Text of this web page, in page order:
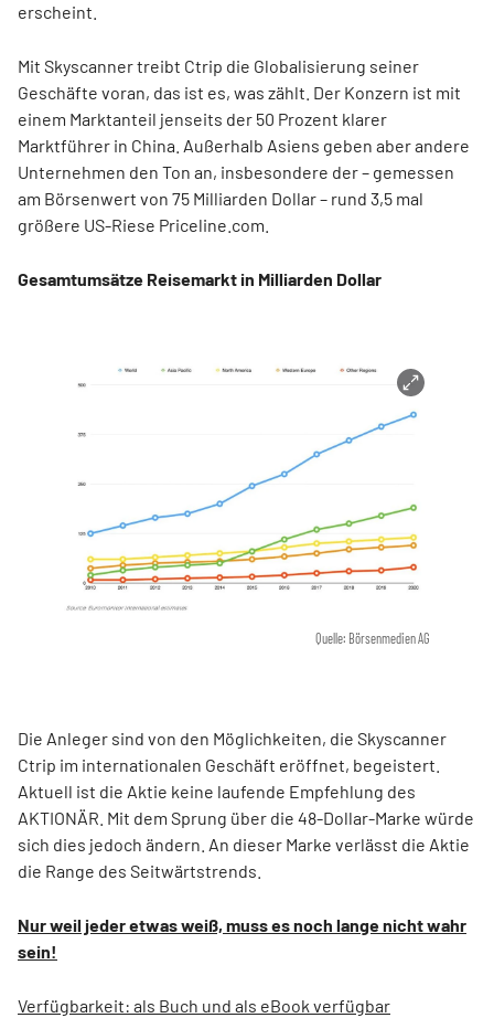
erscheint.
Mit Skyscanner treibt Ctrip die Globalisierung seiner
Geschäfte voran, das ist es, was zählt. Der Konzern ist mit
einem Marktanteil jenseits der 50 Prozent klarer
Marktführer in China. Außerhalb Asiens geben aber andere
Unternehmen den Ton an, insbesondere der – gemessen
am Börsenwert von 75 Milliarden Dollar – rund 3,5 mal
größere US-Riese Priceline.com.
Gesamtumsätze Reisemarkt in Milliarden Dollar
Quelle: Börsenmedien AG
Die Anleger sind von den Möglichkeiten, die Skyscanner
Ctrip im internationalen Geschäft eröffnet, begeistert.
Aktuell ist die Aktie keine laufende Empfehlung des
AKTIONÄR. Mit dem Sprung über die 48-Dollar-Marke würde
sich dies jedoch ändern. An dieser Marke verlässt die Aktie
die Range des Seitwärtstrends.
Nur weil jeder etwas weiß, muss es noch lange nicht wahr
sein!
Verfügbarkeit: als Buch und als eBook verfügbar